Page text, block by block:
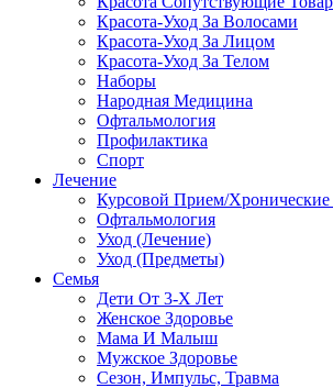
Красота-Уход За Волосами
Красота-Уход За Лицом
Красота-Уход За Телом
Наборы
Народная Медицина
Офтальмология
Профилактика
Спорт
Лечение
Курсовой Прием/Хронические
Офтальмология
Уход (Лечение)
Уход (Предметы)
Семья
Дети От 3-Х Лет
Женское Здоровье
Мама И Малыш
Мужское Здоровье
Сезон, Импульс, Травма